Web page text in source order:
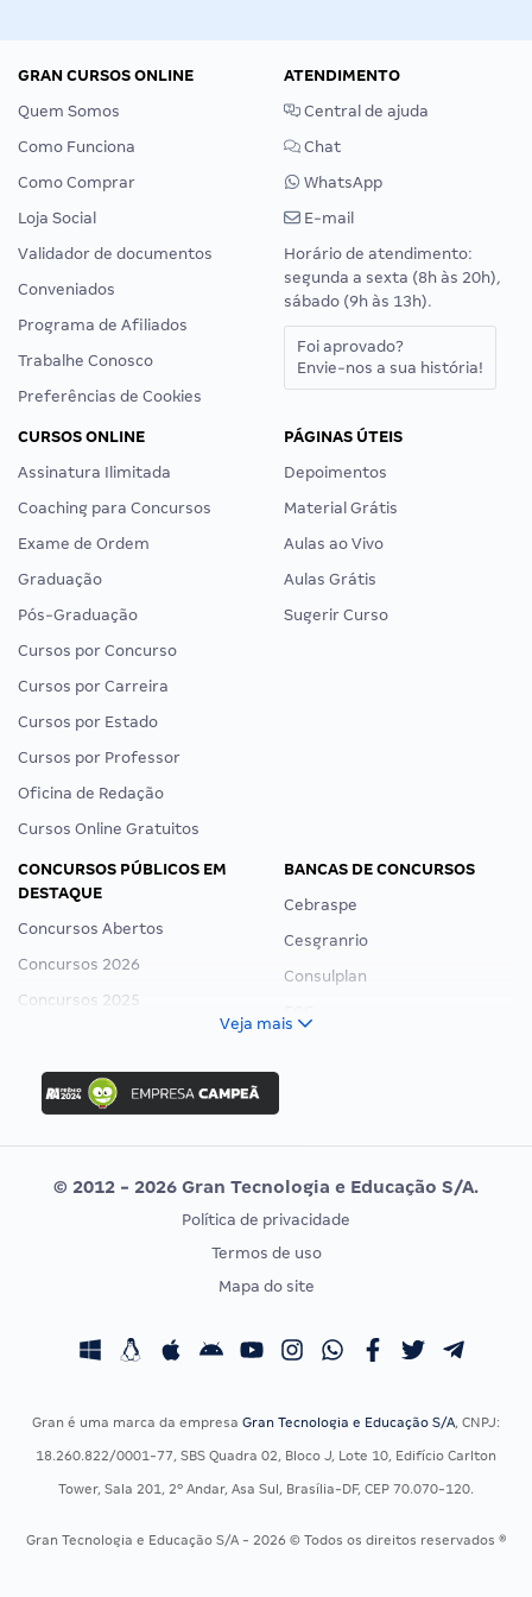
GRAN CURSOS ONLINE
Quem Somos
Como Funciona
Como Comprar
Loja Social
Validador de documentos
Conveniados
Programa de Afiliados
Trabalhe Conosco
Preferências de Cookies
ATENDIMENTO
Central de ajuda
Chat
WhatsApp
E-mail
Horário de atendimento:
segunda a sexta (8h às 20h),
sábado (9h às 13h).
Foi aprovado?
Envie-nos a sua história!
CURSOS ONLINE
Assinatura Ilimitada
Coaching para Concursos
Exame de Ordem
Graduação
Pós-Graduação
Cursos por Concurso
Cursos por Carreira
Cursos por Estado
Cursos por Professor
Oficina de Redação
Cursos Online Gratuitos
PÁGINAS ÚTEIS
Depoimentos
Material Grátis
Aulas ao Vivo
Aulas Grátis
Sugerir Curso
CONCURSOS PÚBLICOS EM
DESTAQUE
Concursos Abertos
Concursos 2026
Concursos 2025
Concurso Ibama
Concurso MPU
Editais publicados
BANCAS DE CONCURSOS
Cebraspe
Cesgranrio
Consulplan
Vunesp
CONCURSOS POR PROFISSÃO
Concursos Fiscais
Residência Multiprofissional
EXAME DE ORDEM
Calendário OAB
Veja mais
© 2012 - 2026 Gran Tecnologia e Educação S/A.
Política de privacidade
Termos de uso
Mapa do site
Gran é uma marca da empresa Gran Tecnologia e Educação S/A, CNPJ:
18.260.822/0001-77, SBS Quadra 02, Bloco J, Lote 10, Edifício Carlton
Tower, Sala 201, 2º Andar, Asa Sul, Brasília-DF, CEP 70.070-120.
Gran Tecnologia e Educação S/A - 2026 © Todos os direitos reservados ®